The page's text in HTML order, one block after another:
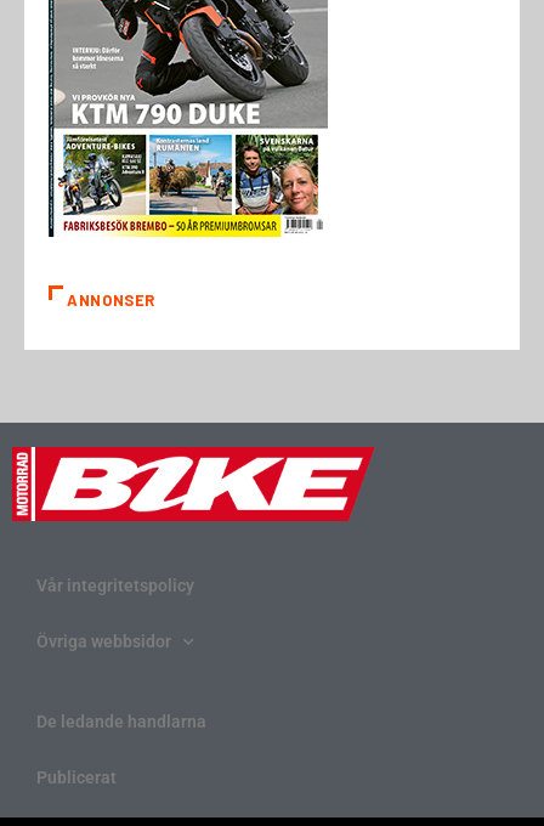
ANNONSER
Vår integritetspolicy
Övriga webbsidor
De ledande handlarna
Publicerat